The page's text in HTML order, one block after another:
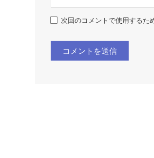
次回のコメントで使用するた